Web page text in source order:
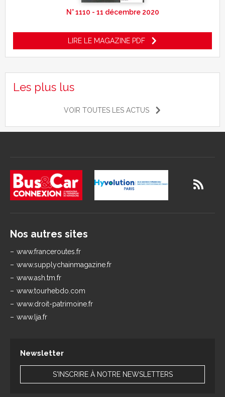
N° 1110 - 11 décembre 2020
LIRE LE MAGAZINE PDF
Les plus lus
VOIR TOUTES LES ACTUS
Nos autres sites
www.franceroutes.fr
www.supplychainmagazine.fr
www.ash.tm.fr
www.tourhebdo.com
www.droit-patrimoine.fr
www.lja.fr
Newsletter
S'INSCRIRE À NOTRE NEWSLETTERS